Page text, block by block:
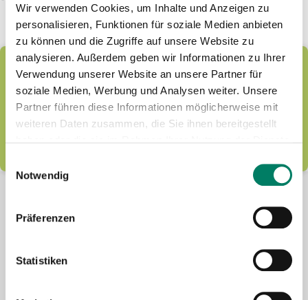
Wir verwenden Cookies, um Inhalte und Anzeigen zu
personalisieren, Funktionen für soziale Medien anbieten
zu können und die Zugriffe auf unsere Website zu
analysieren. Außerdem geben wir Informationen zu Ihrer
Verwendung unserer Website an unsere Partner für
soziale Medien, Werbung und Analysen weiter. Unsere
Partner führen diese Informationen möglicherweise mit
weiteren Daten zusammen, die Sie ihnen bereitgestellt
Notwendig
Präferenzen
Statistiken
Latest news by e-mail
We provide information about news and keep our
readers up to date! Simply subscribe to our free
newsletter.